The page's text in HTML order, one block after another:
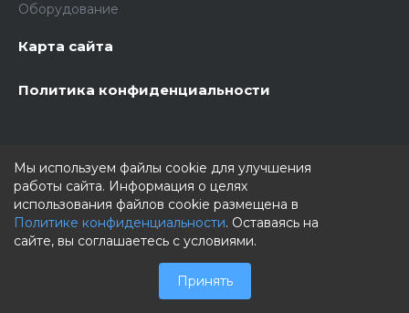
Оборудование
Карта сайта
Политика конфиденциальности
mail@gov-expertiza.ru
8 (800) 550-92-65
Мы используем файлы cookie для улучшения
работы сайта. Информация о целях
использования файлов cookie размещена в
Политике конфиденциальности. Оставаясь на
сайте, вы соглашаетесь с условиями.
Принять